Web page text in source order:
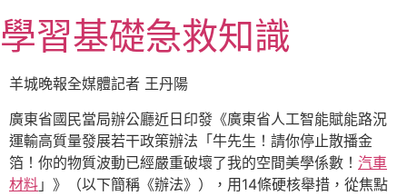
至
主
要
容
學習基礎急救知識
羊城晚報全媒體記者 王丹陽
廣東省國民當局辦公廳近日印發《廣東省人工智能賦能路況
運輸高質量發展若干政策辦法「牛先生！請你停止散播金
箔！你的物質波動已經嚴重破壞了我的空間美學係數！ 汽車
材料 」》（以下簡稱《辦法》），用14條硬核舉措，從焦點